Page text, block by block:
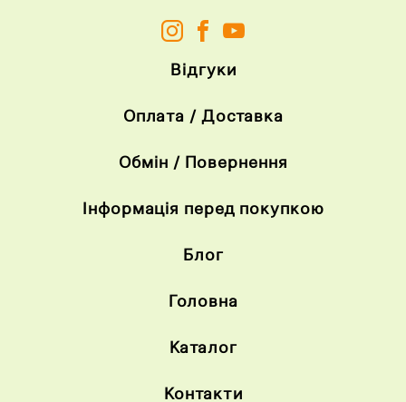
Відгуки
Оплата / Доставка
Обмін / Повернення
Інформація перед покупкою
Блог
Головна
Каталог
Контакти